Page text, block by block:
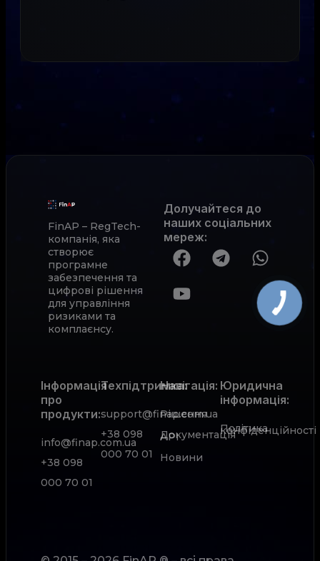
FinAP – RegTech-
компанія, яка
створює
програмне
забезпечення та
цифрові рішення
для управління
ризиками та
комплаєнсу.
Долучайтеся до
наших соціальних
мереж:
Інформація
про
продукти:
info@finap.com.ua
+38 098
000 70 01
Техпідтримка:
support@finap.com.ua
+38 098
000 70 01
Рішення
Документація
АРІ
Новини
Навігація: Юридична
інформація:
Політика
конфіденційності